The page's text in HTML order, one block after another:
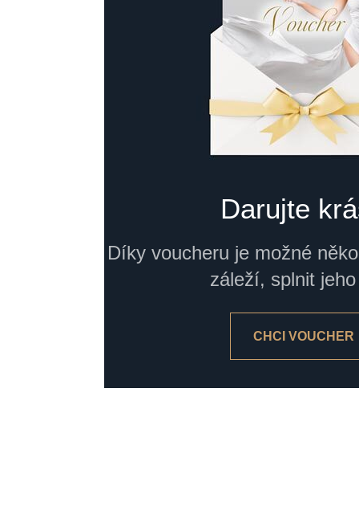
Darujte
Díky voucheru je možné
záleží, splnit
CHCI VOUCHER